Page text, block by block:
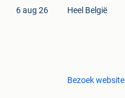
6 aug 26 Heel België
Bezoek website